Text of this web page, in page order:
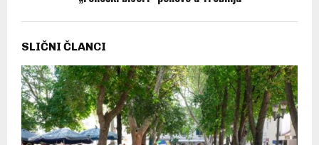
SLIČNI ČLANCI